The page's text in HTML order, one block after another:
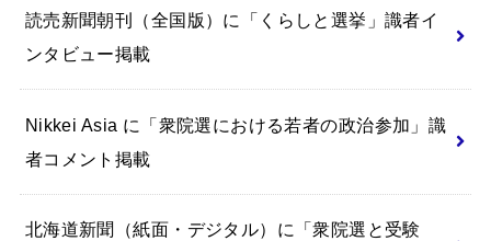
読売新聞朝刊（全国版）に「くらしと選挙」識者イ
ンタビュー掲載
Nikkei Asia に「衆院選における若者の政治参加」識
者コメント掲載
北海道新聞（紙面・デジタル）に「衆院選と受験